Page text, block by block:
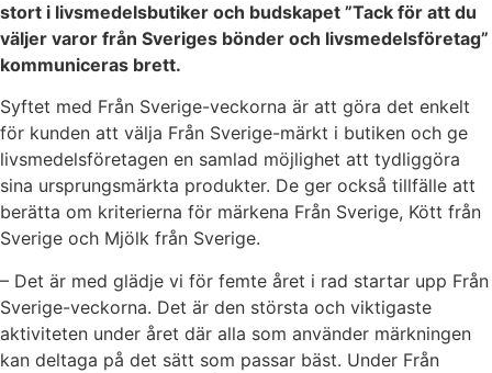
stort i livsmedelsbutiker och budskapet ”Tack för att du
väljer varor från Sveriges bönder och livsmedelsföretag”
kommuniceras brett.
Syftet med Från Sverige-veckorna är att göra det enkelt
för kunden att välja Från Sverige-märkt i butiken och ge
livsmedelsföretagen en samlad möjlighet att tydliggöra
sina ursprungsmärkta produkter. De ger också tillfälle att
berätta om kriterierna för märkena Från Sverige, Kött från
Sverige och Mjölk från Sverige.
– Det är med glädje vi för femte året i rad startar upp Från
Sverige-veckorna. Det är den största och viktigaste
aktiviteten under året där alla som använder märkningen
kan deltaga på det sätt som passar bäst. Under Från